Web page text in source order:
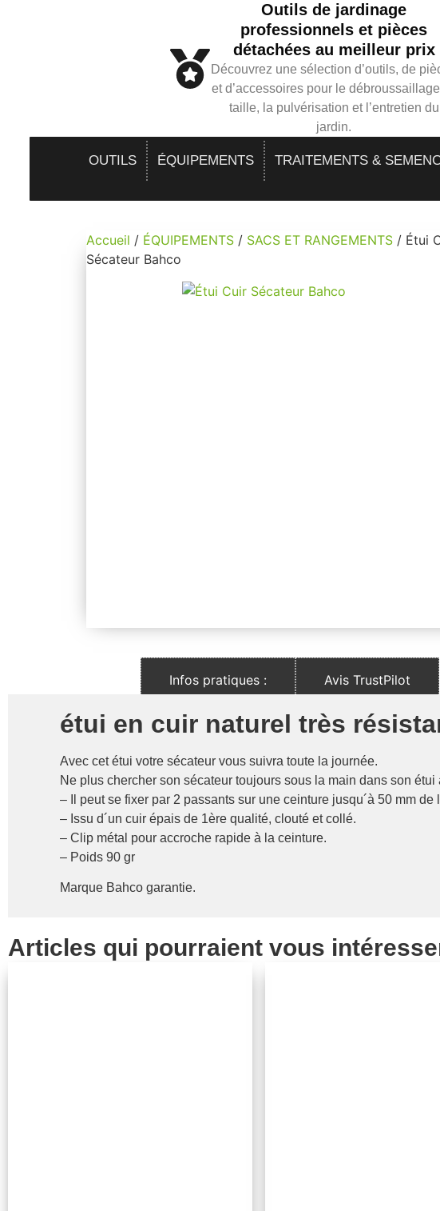
Outils de jardinage
professionnels et pièces
détachées au meilleur prix
Découvrez une sélection d’outils, de
et d’accessoires pour le
taille, la pulvérisation et l’entretien du
jardin.
OUTILS ÉQUIPEMENTS TRAITEMENTS &
Accueil / ÉQUIPEMENTS/ SACS ET RANGEMENTS/ Étui
Sécateur Bahco
Infos pratiques : Avis TrustPilot
étui en cuir naturel très
Avec cet étui votre sécateur vous suivra toute la journée.
Ne plus chercher son sécateur toujours sous la main dans son étui
– Il peut se fixer par 2 passants sur une ceinture jusqu´à 50 mm de
– Issu d´un cuir épais de 1ère qualité, clouté et collé.
– Clip métal pour accroche rapide à la ceinture.
– Poids 90 gr
Marque Bahco garantie.
Articles qui pourraient vous